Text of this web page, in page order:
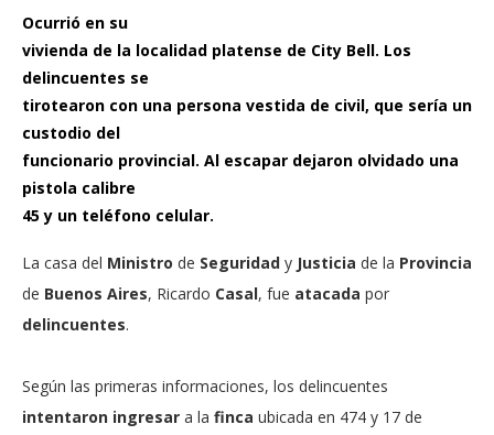
Ocurrió en su
vivienda de la localidad platense de City Bell. Los
delincuentes se
tirotearon con una persona vestida de civil, que sería un
custodio del
funcionario provincial. Al escapar dejaron olvidado una
pistola calibre
45 y un teléfono celular.
La casa del Ministro de Seguridad y Justicia de la Provincia
de Buenos Aires, Ricardo Casal, fue atacada por
delincuentes.
Según las primeras informaciones, los delincuentes
intentaron ingresar a la finca ubicada en 474 y 17 de